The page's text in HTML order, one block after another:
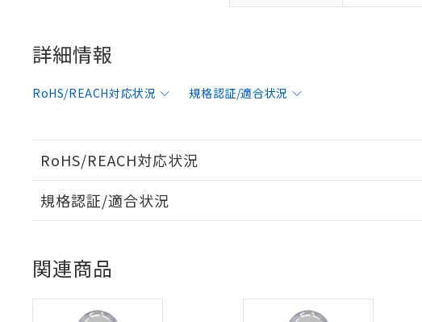
詳細情報
RoHS/REACH対応状況 規格認証/適合状況
RoHS/REACH対応状況
EU RoHS 注意事項・凡例
対応状況 ※1
規格認証/適合状況
No
関連商品
当社制御機器事業取扱
対応済み：EU RoHS指令
仕入先様の事情により、非含
六価クロム(Cr(Ⅵ)) 1000ppm以下、ポ
フタル酸ビス(2-エチルヘキシル)
※1 中国RoHS○×表
などの必要な手続きをと
記
説明